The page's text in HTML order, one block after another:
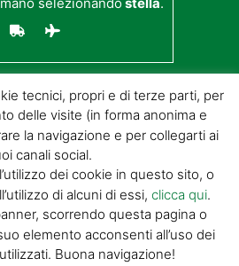
selezionandostella.
EDITRICE S.R.L. | P.IVA
DI BADIA 14 – 51100 LOC.
(PISTOIA) |POWERED BY
ALLYMIND
tecnici, propri e di terze parti, per
delle visite (in forma anonima e
la navigazione e per collegarti ai
canali social.
dei cookie in questo sito, o
di alcuni di essi, clicca qui.
scorrendo questa pagina o
elemento acconsenti all’uso dei
Buona navigazione!